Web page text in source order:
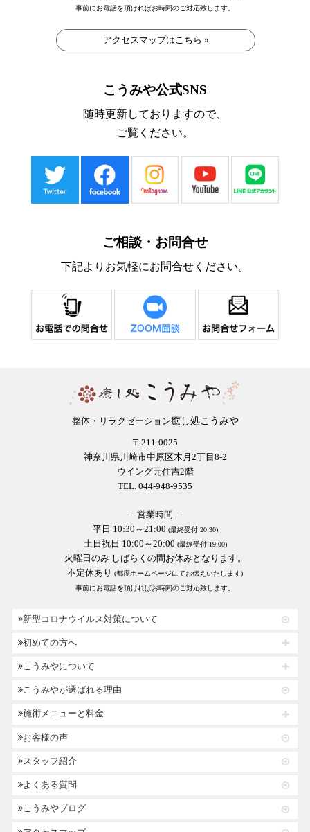
事前にお電話を頂ければお時間のご対応致します。
アクセスマップはこちら »
こうみや公式SNS
随時更新しておりますので、
ご覧ください。
ご相談・お問合せ
下記よりお気軽にお問合せください。
整体・リラクゼーション癒し処こうみや
〒211-0025
神奈川県川崎市中原区木月2丁目8-2
ウイング元住吉2階
TEL. 044-948-9535
- 営業時間 -
平日 10:30～21:00 (最終受付 20:30)
土日祝日 10:00～20:00 (最終受付 19:00)
火曜日のみ しばらくの間お休みとなります。
不定休あり (都度ホームページにてお伝えいたします)
事前にお電話を頂ければお時間のご対応致します。
新型コロナウイルス対策について
初めての方へ
こうみやについて
こうみやが選ばれる理由
施術メニューと料金
お客様の声
スタッフ紹介
よくある質問
こうみやブログ